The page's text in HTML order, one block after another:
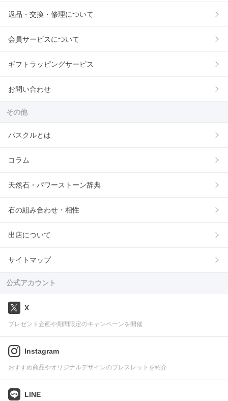
返品・交換・修理について
会員サービスについて
ギフトラッピングサービス
お問い合わせ
その他
パスクルとは
コラム
天然石・パワーストーン辞典
石の組み合わせ・相性
出店について
サイトマップ
公式アカウント
X
プレゼント企画や期間限定のキャンペーンを開催
Instagram
おすすめ商品やオリジナルデザインのブレスレットを紹介
LINE